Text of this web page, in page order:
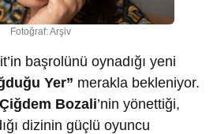
Fotoğraf: Arşiv
başrolünü oynadığı yeni
Yer” merakla bekleniyor.
Çiğdem Bozali’nin yönettiği,
dizinin güçlü oyuncu